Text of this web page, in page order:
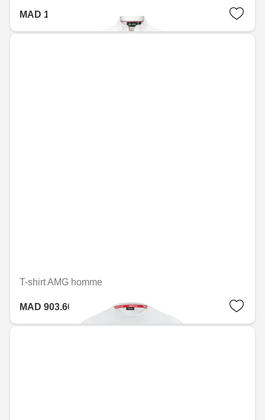
MAD 1,941.60
T-shirt AMG homme
MAD 903.60